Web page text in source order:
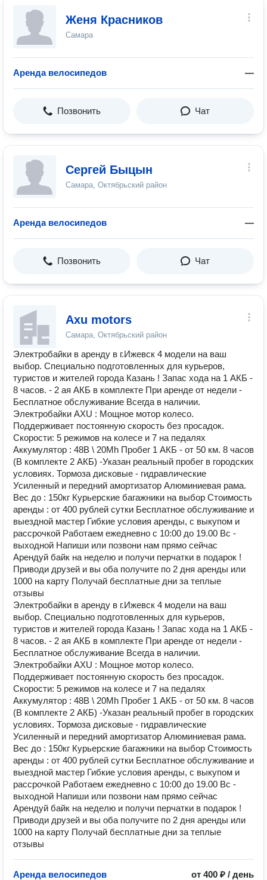
Женя Красников
Самара
Аренда велосипедов —
Позвонить Чат
Сергей Быцын
Самара, Октябрьский район
Аренда велосипедов —
Позвонить Чат
Axu motors
Самара, Октябрьский район
Электробайки в аренду в г.Ижевск 4 модели на ваш
выбор. Специально подготовленных для курьеров,
туристов и жителей города Казань ! Запас хода на 1 АКБ -
8 часов. - 2 ая АКБ в комплекте При аренде от недели -
Бесплатное обслуживание Всегда в наличии.
Электробайки AXU : Мощное мотор колесо.
Поддерживает постоянную скорость без просадок.
Скорости: 5 режимов на колесе и 7 на педалях
Аккумулятор : 48В \ 20Mh Пробег 1 АКБ - от 50 км. 8 часов
(В комплекте 2 АКБ) -Указан реальный пробег в городских
условиях. Тормоза дисковые - гидравлические
Усиленный и передний амортизатор Алюминиевая pама.
Вec до : 150кг Курьерские багажники на выбор Стоимость
аренды : от 400 рублей сутки Бесплатное обслуживание и
выездной мастер Гибкие условия аренды, с выкупом и
рассрочкой Работаем ежедневно с 10:00 до 19.00 Вс -
выходной Напиши или позвони нам прямо сейчас
Арендуй байк на неделю и получи перчатки в подарок !
Приводи друзей и вы оба получите по 2 дня аренды или
1000 на карту Получай бесплатные дни за теплые
отзывы
Электробайки в аренду в г.Ижевск 4 модели на ваш
выбор. Специально подготовленных для курьеров,
туристов и жителей города Казань ! Запас хода на 1 АКБ -
8 часов. - 2 ая АКБ в комплекте При аренде от недели -
Бесплатное обслуживание Всегда в наличии.
Электробайки AXU : Мощное мотор колесо.
Поддерживает постоянную скорость без просадок.
Скорости: 5 режимов на колесе и 7 на педалях
Аккумулятор : 48В \ 20Mh Пробег 1 АКБ - от 50 км. 8 часов
(В комплекте 2 АКБ) -Указан реальный пробег в городских
условиях. Тормоза дисковые - гидравлические
Усиленный и передний амортизатор Алюминиевая pама.
Вec до : 150кг Курьерские багажники на выбор Стоимость
аренды : от 400 рублей сутки Бесплатное обслуживание и
выездной мастер Гибкие условия аренды, с выкупом и
рассрочкой Работаем ежедневно с 10:00 до 19.00 Вс -
выходной Напиши или позвони нам прямо сейчас
Арендуй байк на неделю и получи перчатки в подарок !
Приводи друзей и вы оба получите по 2 дня аренды или
1000 на карту Получай бесплатные дни за теплые
отзывы
Аренда велосипедов
от 400 ₽ / день